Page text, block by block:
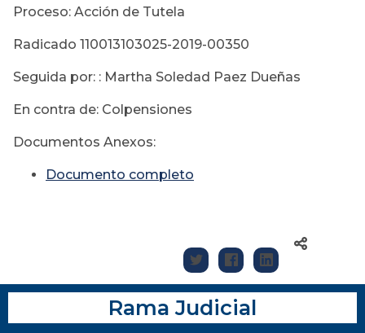
Proceso: Acción de Tutela
Radicado 110013103025-2019-00350
Seguida por: : Martha Soledad Paez Dueñas
En contra de: Colpensiones
Documentos Anexos:
Documento completo
Rama Judicial